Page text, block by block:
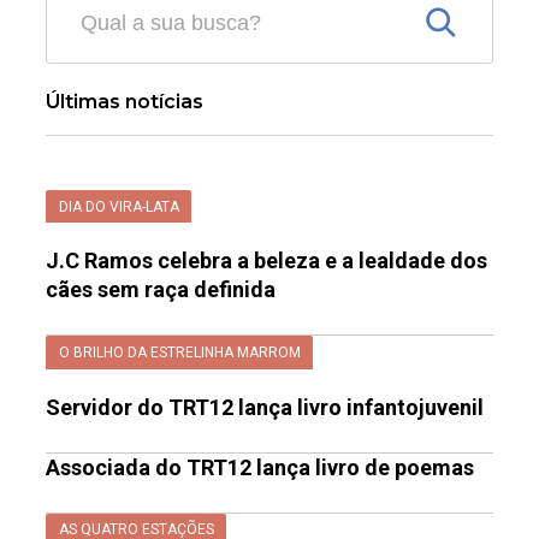
Últimas notícias
DIA DO VIRA-LATA
J.C Ramos celebra a beleza e a lealdade dos
cães sem raça definida
O BRILHO DA ESTRELINHA MARROM
Servidor do TRT12 lança livro infantojuvenil
Associada do TRT12 lança livro de poemas
AS QUATRO ESTAÇÕES